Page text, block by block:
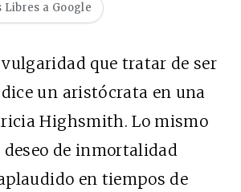
a Google
vulgaridad que tratar de ser
un aristócrata en una
Highsmith. Lo mismo
deseo de inmortalidad
en tiempos de